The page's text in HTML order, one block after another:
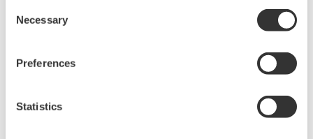
Selection
Necessary
Preferences
Statistics
레코더로 필요한 데이터를 획득할 수 있는 데이터